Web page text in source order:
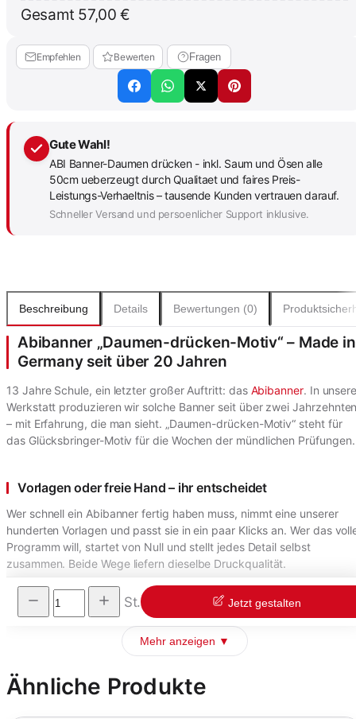
Gesamt 57,00 €
Empfehlen Bewerten Fragen
Gute Wahl!
ABI Banner-Daumen drücken - inkl. Saum und Ösen alle
50cm ueberzeugt durch Qualitaet und faires Preis-
Leistungs-Verhaeltnis – tausende Kunden vertrauen darauf.
Schneller Versand und persoenlicher Support inklusive.
Beschreibung Details Bewertungen (0)
Abibanner „Daumen-drücken-Motiv“ – Made in
Germany seit über 20 Jahren
13 Jahre Schule, ein letzter großer Auftritt: das Abibanner. In
Werkstatt produzieren wir solche Banner seit über zwei
– mit Erfahrung, die man sieht. „Daumen-drücken-Motiv“ steht für
das Glücksbringer-Motiv für die Wochen der mündlichen Prüfungen.
Vorlagen oder freie Hand – ihr entscheidet
Wer schnell ein Abibanner fertig haben muss, nimmt eine unserer
hunderten Vorlagen und passt sie in ein paar Klicks an. Wer das
Programm will, startet von Null und stellt jedes Detail selbst
zusammen. Beide Wege liefern dieselbe Druckqualität.
Mehr anzeigen ▼
Ähnliche Produkte
St. Jetzt gestalten